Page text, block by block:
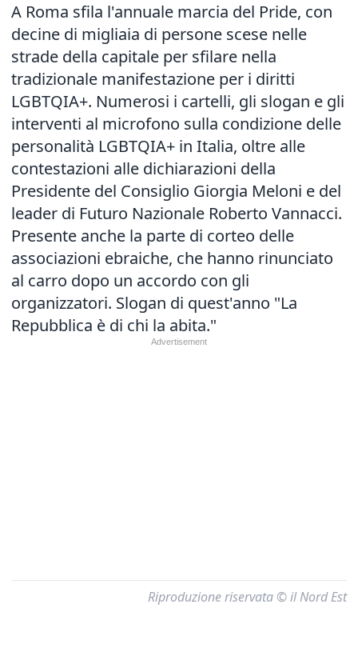
A Roma sfila l'annuale marcia del Pride, con
decine di migliaia di persone scese nelle
strade della capitale per sfilare nella
tradizionale manifestazione per i diritti
LGBTQIA+. Numerosi i cartelli, gli slogan e gli
interventi al microfono sulla condizione delle
personalità LGBTQIA+ in Italia, oltre alle
contestazioni alle dichiarazioni della
Presidente del Consiglio Giorgia Meloni e del
leader di Futuro Nazionale Roberto Vannacci.
Presente anche la parte di corteo delle
associazioni ebraiche, che hanno rinunciato
al carro dopo un accordo con gli
organizzatori. Slogan di quest'anno "La
Repubblica è di chi la abita."
Riproduzione riservata © il Nord Est